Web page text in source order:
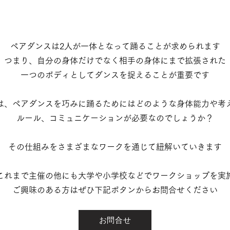
ペアダンスは2人が一体となって踊ることが求められます​
つまり、自分の身体だけでなく相手の身体にまで拡張された
一つのボディとしてダンスを捉えることが重要です
、ペアダンスを巧みに踊るためにはどのような身体能力や考
ルール、コミュニケーションが必要なのでしょうか？
​その仕組みをさまざまなワークを通じて紐解いていきます
れまで主催の他にも大学や小学校などでワークショップを実
​ご興味のある方はぜひ下記ボタンからお問合せください
お問合せ